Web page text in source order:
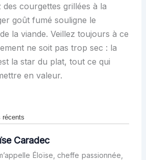
courgettes grillées à la
goût fumé souligne le
la viande. Veillez toujours à ce
ne soit pas trop sec : la
la star du plat, tout ce qui
en valeur.
récents
Caradec
Éloïse, cheffe passionnée,